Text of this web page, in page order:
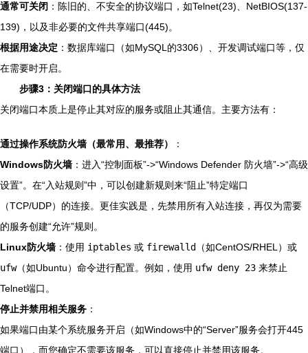
通常可关闭 ：陈旧的、不安全的协议端口，如Telnet(23)、NetBIOS(137-
139)，以及非必要的文件共享端口(445)。
根据用途决定 ：数据库端口（如MySQL的3306）、开发调试端口等，仅
在需要时开启。
步骤3：关闭端口的具体方法
关闭端口本质上是停止其对应的服务或阻止其通信。主要方法有：
通过操作系统防火墙（最常用、最推荐）
：
Windows防火墙：进入“控制面板”->“Windows Defender 防火墙”->“高级
设置”。在“入站规则”中，可以创建新规则来“阻止”特定端口
（TCP/UDP）的连接。更佳实践是，先禁用所有入站连接，再仅为需要
的服务创建“允许”规则。
Linux防火墙：使用 iptables 或 firewalld
（如CentOS/RHEL）或
ufw（如Ubuntu）命令进行配置。例如，使用 ufw deny 23 来禁止
Telnet端口。
停止并禁用相关服务 ：
如果端口由某个系统服务开启（如Windows中的“Server”服务会打开445
端口），而您确定不需要该服务，可以直接停止并禁用该服务。